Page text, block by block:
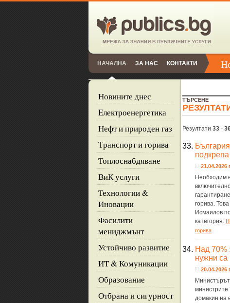
НАЧАЛНА ЗА НАС КОНТАКТИ
Новините днес
Eлектроенергетика
Нефт и природен газ
Tранспорт и горива
Топлоснабдяване
ВиК услуги
Технологии &
Иновации
Фасилити
мениджмънт
Устойчиво развитие
ИТ & Комуникации
Образование
Отбрана и сигурност
ТЪРСЕНЕ
Резултати 33 -
33.
21.04.2026
Необходим
горива.
Исмаилов
категория:
горива
34. Над 70%
нужни са
20.04.2026
Министърът
министрите
домакин на